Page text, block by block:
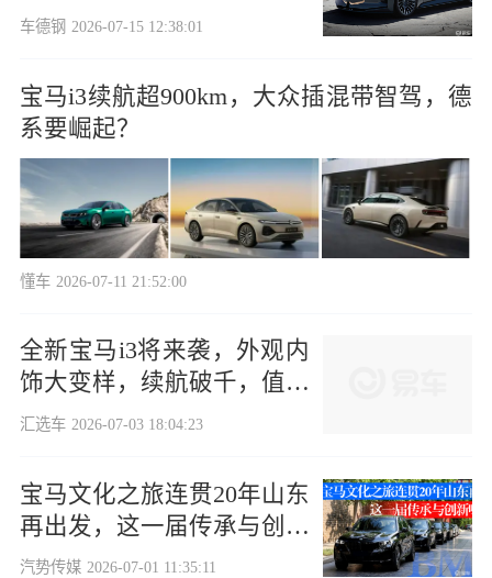
大棋
车德钢 2026-07-15 12:38:01
宝马i3续航超900km，大众插混带智驾，德
系要崛起？
懂车 2026-07-11 21:52:00
全新宝马i3将来袭，外观内
饰大变样，续航破千，值得
期待？
汇选车 2026-07-03 18:04:23
宝马文化之旅连贯20年山东
再出发，这一届传承与创新
味道足
汽势传媒 2026-07-01 11:35:11